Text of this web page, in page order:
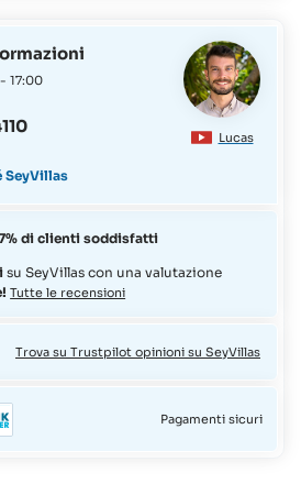
Lucas
17:00
SeyVillas
di clienti soddisfatti
su SeyVillas con una valutazione
Tutte le recensioni
Trova su Trustpilot opinioni su SeyVillas
Pagamenti sicuri